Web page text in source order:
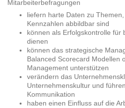
Mitarbeiterbefragungen
liefern harte Daten zu
Kennzahlen abbildbar sind
können als Erfolgskontrolle für
dienen
können das strategische
Balanced Scorecard Modellen
Management unterstützen
verändern das
Unternehmenskultur und
Kommunikation
haben einen Einfluss auf die